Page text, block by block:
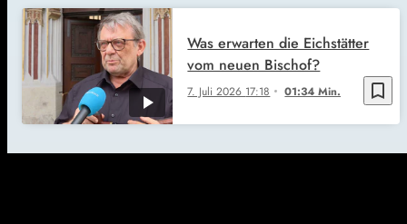
bookmark_border
7. Juli 2026 17:18 01:34 Min.
Was erwarten die Eichstätter
vom neuen Bischof?